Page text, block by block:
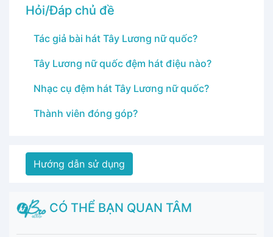
Hỏi/Đáp chủ đề
Tác giả bài hát Tây Lương nữ quốc?
Tây Lương nữ quốc đệm hát điệu nào?
Nhạc cụ đệm hát Tây Lương nữ quốc?
Thành viên đóng góp?
Hướng dẫn sử dụng
CÓ THỂ BẠN QUAN TÂM